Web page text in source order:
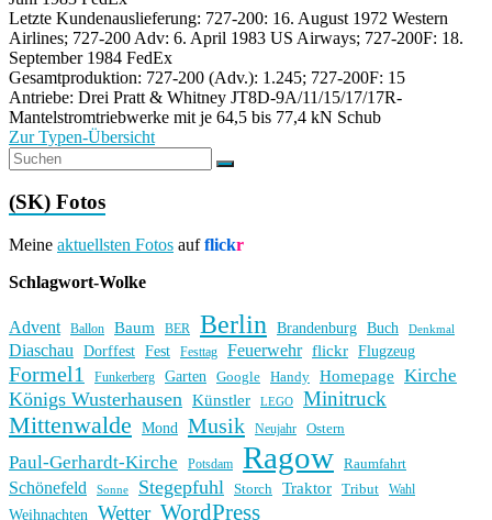
Letzte Kundenauslieferung: 727-200: 16. August 1972 Western
Airlines; 727-200 Adv: 6. April 1983 US Airways; 727-200F: 18.
September 1984 FedEx
Gesamtproduktion: 727-200 (Adv.): 1.245; 727-200F: 15
Antriebe: Drei Pratt & Whitney JT8D-9A/11/15/17/17R-
Mantelstromtriebwerke mit je 64,5 bis 77,4 kN Schub
Zur Typen-Übersicht
(SK) Fotos
Meine aktuellsten Fotos aufflickr
Schlagwort-Wolke
Advent Ballon Baum BER Berlin Brandenburg Buch Denkmal
Diaschau Dorffest Fest Festtag Feuerwehr flickr Flugzeug
Formel1 Funkerberg Garten Google Handy Homepage Kirche
Königs Wusterhausen Künstler LEGO Minitruck
Mittenwalde Mond Musik Neujahr Ostern
Paul-Gerhardt-Kirche Potsdam Ragow Raumfahrt
Schönefeld Sonne Stegepfuhl Storch Traktor Tribut Wahl
Weihnachten Wetter WordPress